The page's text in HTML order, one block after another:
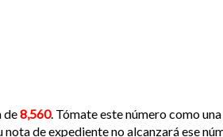
de8,560. Tómate este número como una
de expediente no alcanzará ese